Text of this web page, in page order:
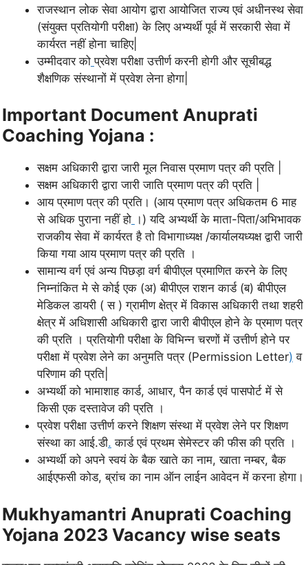
राजस्थान लोक सेवा आयोग द्वारा आयोजित राज्य एवं अधीनस्थ सेवा
(संयुक्त प्रतियोगी परीक्षा) के लिए अभ्यर्थी पूर्व में सरकारी सेवा में
कार्यरत नहीं होना चाहिए|
उम्मीदवार को प्रवेश परीक्षा उत्तीर्ण करनी होगी और सूचीबद्ध
शैक्षणिक संस्थानों में प्रवेश लेना होगा|
Important Document Anuprati
Coaching Yojana :
सक्षम अधिकारी द्वारा जारी मूल निवास प्रमाण पत्र की प्रति |
सक्षम अधिकारी द्वारा जारी जाति प्रमाण पत्र की प्रति |
आय प्रमाण पत्र की प्रति। (आय प्रमाण पत्र अधिकतम 6 माह
से अधिक पुराना नहीं हो ।) यदि अभ्यर्थी के माता-पिता/अभिभावक
राजकीय सेवा में कार्यरत है तो विभागाध्यक्ष /कार्यालयध्यक्ष द्वारी जारी
किया गया आय प्रमाण पत्र की प्रति ।
सामान्य वर्ग एवं अन्य पिछड़ा वर्ग बीपीएल प्रमाणित करने के लिए
निम्नांकित मे से कोई एक (अ) बीपीएल राशन कार्ड (ब) बीपीएल
मेडिकल डायरी ( स ) ग्रामीण क्षेत्र में विकास अधिकारी तथा शहरी
क्षेत्र में अधिशासी अधिकारी द्वारा जारी बीपीएल होने के प्रमाण पत्र
की प्रति । प्रतियोगी परीक्षा के विभिन्न चरणों में उत्तीर्ण होने पर
परीक्षा में प्रवेश लेने का अनुमति पत्र (Permission Letter) व
परिणाम की प्रति|
अभ्यर्थी को भामाशाह कार्ड, आधार, पैन कार्ड एवं पासपोर्ट में से
किसी एक दस्तावेज की प्रति ।
प्रवेश परीक्षा उत्तीर्ण करने शिक्षण संस्था में प्रवेश लेने पर शिक्षण
संस्था का आई.डी. कार्ड एवं प्रथम सेमेस्टर की फीस की प्रति ।
अभ्यर्थी को अपने स्वयं के बैक खाते का नाम, खाता नम्बर, बैक
आईएफसी कोड, ब्रांच का नाम ऑन लाईन आवेदन में करना होगा।
Mukhyamantri Anuprati Coaching
Yojana 2023 Vacancy wise seats